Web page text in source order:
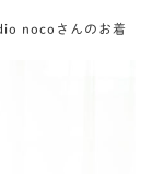
nocoさんのお着